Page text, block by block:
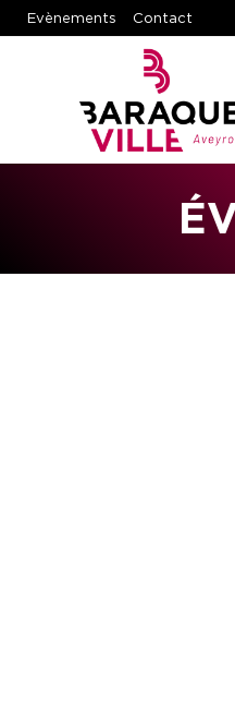
Evènements Contact